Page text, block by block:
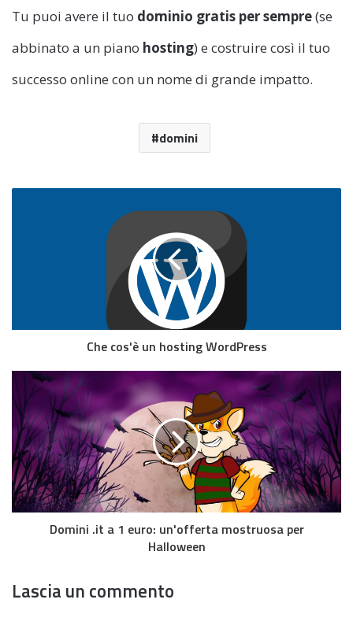
Tu puoi avere il tuo dominio gratis per sempre(se
abbinato a un piano hosting) e costruire così il tuo
successo online con un nome di grande impatto.
domini
Che cos'è un hosting WordPress
Domini .it a 1 euro: un'offerta mostruosa per
Halloween
Lascia un commento